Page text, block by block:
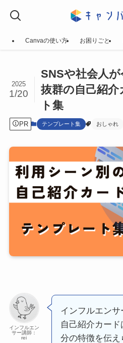
Canvaの使い方 お困りごと
SNSや社会人
抜群の自己紹
ト集
2025
1/20
PR テンプレート集 おしゃれ
インフルエン
サー講師：
rei
インフルエンサ
自己紹介カー
分の特徴を伝え